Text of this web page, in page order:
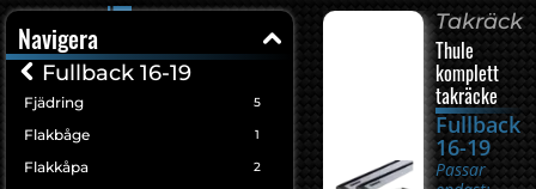
Navigera
Fullback 16-19
Fjädring 5
Flakbåge 1
Flakkåpa 2
Takräck
Thule
komplett
takräcke
Fullback
16-19
Passar